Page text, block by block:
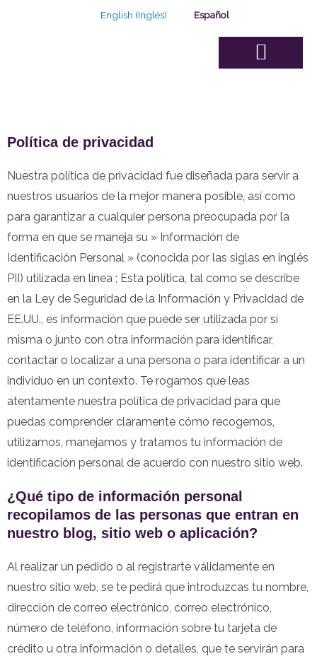
English (Inglés) Español
Política de privacidad
Nuestra política de privacidad fue diseñada para servir a
nuestros usuarios de la mejor manera posible, así como
para garantizar a cualquier persona preocupada por la
forma en que se maneja su » Información de
Identificación Personal » (conocida por las siglas en inglés
PII) utilizada en línea ; Esta política, tal como se describe
en la Ley de Seguridad de la Información y Privacidad de
EE.UU., es información que puede ser utilizada por sí
misma o junto con otra información para identificar,
contactar o localizar a una persona o para identificar a un
individuo en un contexto. Te rogamos que leas
atentamente nuestra política de privacidad para que
puedas comprender claramente cómo recogemos,
utilizamos, manejamos y tratamos tu información de
identificación personal de acuerdo con nuestro sitio web.
¿Qué tipo de información personal
recopilamos de las personas que entran en
nuestro blog, sitio web o aplicación?
Al realizar un pedido o al registrarte válidamente en
nuestro sitio web, se te pedirá que introduzcas tu nombre,
dirección de correo electrónico, correo electrónico,
número de teléfono, información sobre tu tarjeta de
crédito u otra información o detalles, que te servirán para